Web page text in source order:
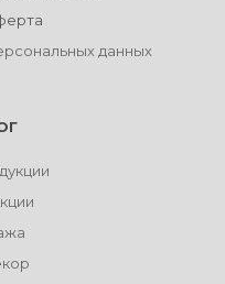
данных